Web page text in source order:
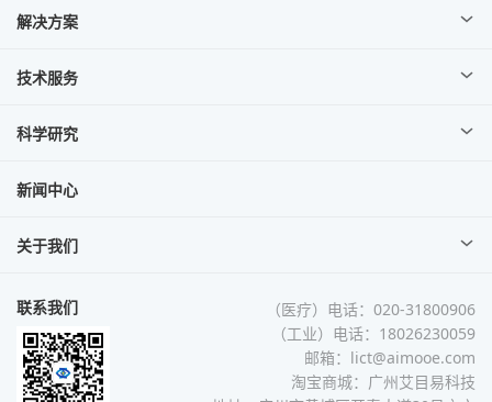
解决方案
技术服务
科学研究
新闻中心
关于我们
联系我们
（医疗）电话：020-31800906
（工业）电话：18026230059
邮箱：lict@aimooe.com
淘宝商城： 广州艾目易科技